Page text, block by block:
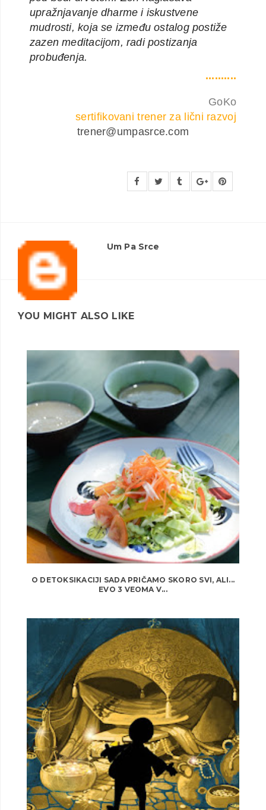
upražnjavanje dharme i iskustvene
mudrosti, koja se između ostalog postiže
zazen meditacijom, radi postizanja
probuđenja.
..........
GoKo
sertifikovani trener za lični razvoj
trener@umpasrce.com
Um Pa Srce
YOU MIGHT ALSO LIKE
O DETOKSIKACIJI SADA PRIČAMO SKORO SVI, ALI...
EVO 3 VEOMA V...